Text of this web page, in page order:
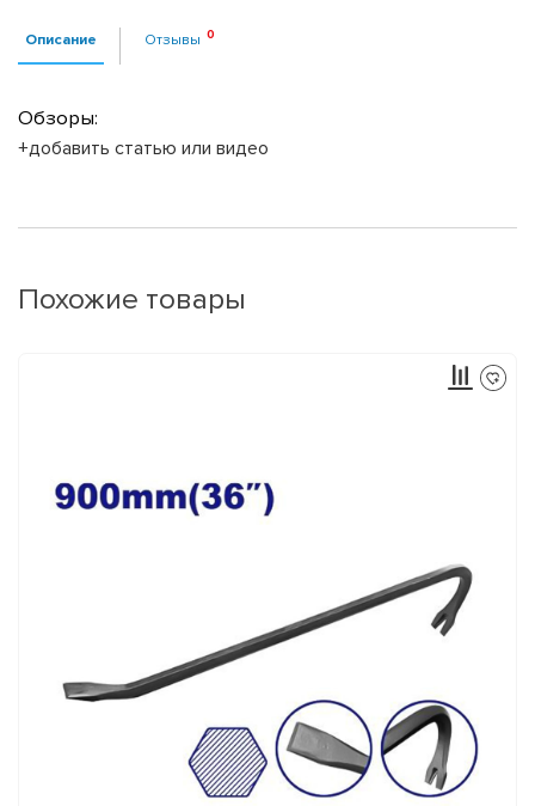
Описание Отзывы
Обзоры:
+добавить статью или видео
Похожие товары